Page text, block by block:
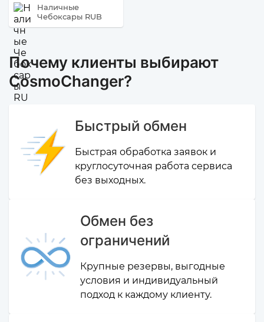
Наличные
Чебоксары RUB
Почему клиенты выбирают
CosmoChanger?
Быстрый обмен
Быстрая обработка заявок и
круглосуточная работа сервиса
без выходных.
Обмен без
ограничений
Крупные резервы, выгодные
условия и индивидуальный
подход к каждому клиенту.